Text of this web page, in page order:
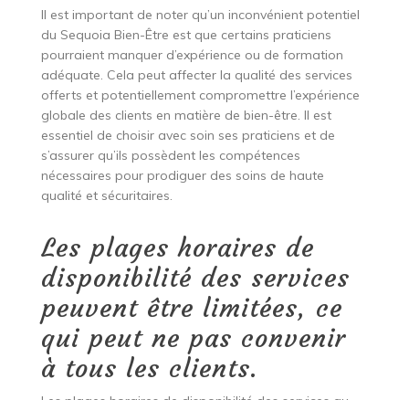
Il est important de noter qu’un inconvénient potentiel
du Sequoia Bien-Être est que certains praticiens
pourraient manquer d’expérience ou de formation
adéquate. Cela peut affecter la qualité des services
offerts et potentiellement compromettre l’expérience
globale des clients en matière de bien-être. Il est
essentiel de choisir avec soin ses praticiens et de
s’assurer qu’ils possèdent les compétences
nécessaires pour prodiguer des soins de haute
qualité et sécuritaires.
Les plages horaires de
disponibilité des services
peuvent être limitées, ce
qui peut ne pas convenir
à tous les clients.